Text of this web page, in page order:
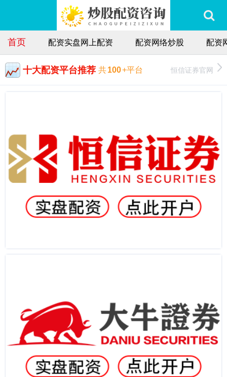
首页 配资实盘网上配资 配资网络炒股 配资
十大配资平台推荐 共100+平台 恒信证券官网